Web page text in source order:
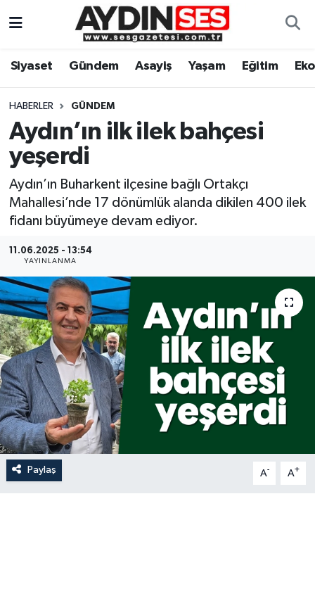
Siyaset Gündem Asayiş Yaşam Eğitim
HABERLER GÜNDEM
Aydın’ın ilk ilek bahçesi
yeşerdi
Aydın’ın Buharkent ilçesine bağlı Ortakçı
Mahallesi’nde 17 dönümlük alanda dikilen 400 ilek
fidanı büyümeye devam ediyor.
11.06.2025 - 13:54
YAYINLANMA
Paylaş A- A+
Gündem
Siyaset
Ekonomi
Yaşam
Spor
Aydın Hava Durumu
Aydin Namaz Vakitleri
Aydın Trafik Yoğunluk Haritası
Süper Lig Puan Durumu ve Fikstür
Haber Arşivi